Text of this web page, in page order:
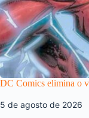
DC Comics elimina o
5 de agosto de 2026